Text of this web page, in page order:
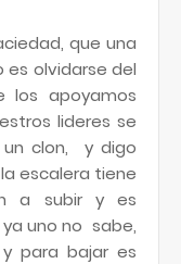
que una
olvidarse del
los apoyamos
lideres se
clon, y digo
escalera tiene
a subir y es
uno no sabe,
para bajar es